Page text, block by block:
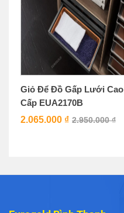
Giỏ Để Đồ Gấp Lưới Cao
Cấp EUA2170B
2.065.000 ₫ 2.950.000₫